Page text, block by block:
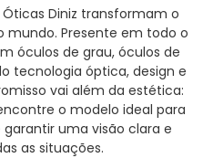
Diniz transformam o
mundo. Presente em todo o
óculos de grau, óculos de
tecnologia óptica, design e
vai além da estética:
o modelo ideal para
uma visão clara e
as situações.